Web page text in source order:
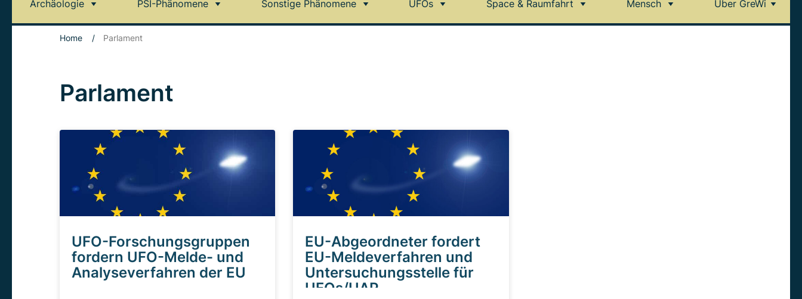
Archäologie PSI-Phänomene Sonstige Phänomene UFOs Space & Raumfahrt Mensch Über GreWi
Home / Parlament
Parlament
UFO-Forschungsgruppen
fordern UFO-Melde- und
Analyseverfahren der EU
EU-Abgeordneter fordert
EU-Meldeverfahren und
Untersuchungsstelle für
UFOs/UAP